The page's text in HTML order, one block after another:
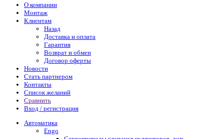
О компании
Монтаж
Клиентам
Назад
Доставка и оплата
Гарантия
Возврат и обмен
Договор оферты
Новости
Стать партнером
Контакты
Список желаний
Сравнить
Вход / регистрация
Автоматика
Engo